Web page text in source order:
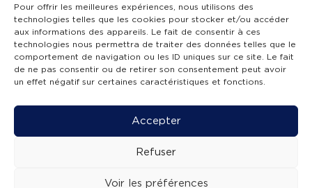
Pour offrir les meilleures expériences, nous utilisons des
technologies telles que les cookies pour stocker et/ou accéder
aux informations des appareils. Le fait de consentir à ces
technologies nous permettra de traiter des données telles que le
comportement de navigation ou les ID uniques sur ce site. Le fait
de ne pas consentir ou de retirer son consentement peut avoir
un effet négatif sur certaines caractéristiques et fonctions.
Accepter
Refuser
Voir les préférences
SUIVEZ-NOUS !
Mentions légales -Accessibilité